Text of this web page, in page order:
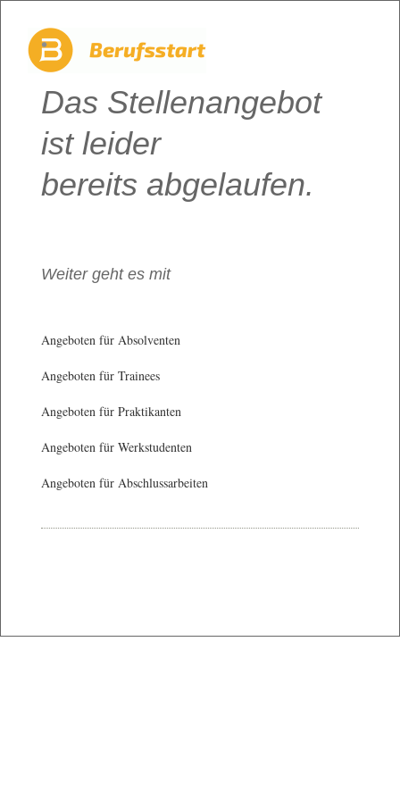
Das Stellenangebot
ist leider
bereits abgelaufen.
Weiter geht es mit
Angeboten für Absolventen
Angeboten für Trainees
Angeboten für Praktikanten
Angeboten für Werkstudenten
Angeboten für Abschlussarbeiten